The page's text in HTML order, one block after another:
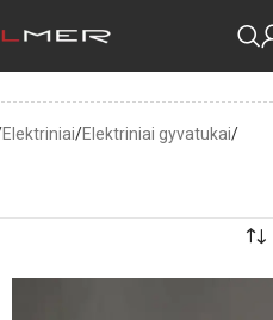
Elektriniai/Elektriniai gyvatukai/